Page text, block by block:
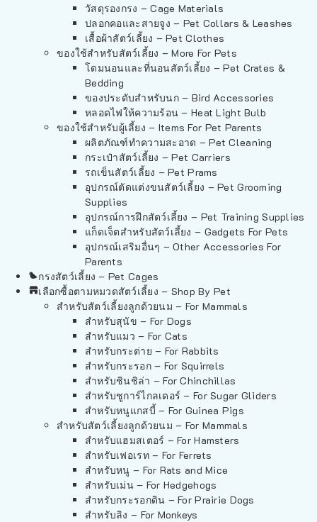
วัสดุรองกรง – Cage Materials
ปลอกคอและสายจูง – Pet Collars & Leashes
เสื้อผ้าสัตว์เลี้ยง – Pet Clothes
ของใช้สำหรับสัตว์เลี้ยง – More For Pets
โดมนอนและที่นอนสัตว์เลี้ยง – Pet Crates &
Bedding
ของประดับสำหรับนก – Bird Accessories
หลอดไฟให้ความร้อน – Heat Light Bulb
ของใช้สำหรับผู้เลี้ยง – Items For Pet Parents
ผลิตภัณฑ์ทำความสะอาด – Pet Cleaning
กระเป๋าสัตว์เลี้ยง – Pet Carriers
รถเข็นสัตว์เลี้ยง – Pet Prams
อุปกรณ์ตัดแต่งขนสัตว์เลี้ยง – Pet Grooming
Supplies
อุปกรณ์การฝึกสัตว์เลี้ยง – Pet Training Supplies
แก็ดเจ็ตสำหรับสัตว์เลี้ยง – Gadgets For Pets
อุปกรณ์เสริมอื่นๆ – Other Accessories For
Parents
กรงสัตว์เลี้ยง – Pet Cages
เลือกซื้อตามหมวดสัตว์เลี้ยง – Shop By Pet
สำหรับสัตว์เลี้ยงลูกด้วยนม – For Mammals
สำหรับสุนัข – For Dogs
สำหรับแมว – For Cats
สำหรับกระต่าย – For Rabbits
สำหรับกระรอก – For Squirrels
สำหรับชินชิล่า – For Chinchillas
สำหรับชูการ์ไกลเดอร์ – For Sugar Gliders
สำหรับหนูแกสบี้ – For Guinea Pigs
สำหรับสัตว์เลี้ยงลูกด้วยนม – For Mammals
สำหรับแฮมสเตอร์ – For Hamsters
สำหรับเฟอเรท – For Ferrets
สำหรับหนู – For Rats and Mice
สำหรับเม่น – For Hedgehogs
สำหรับกระรอกดิน – For Prairie Dogs
สำหรับลิง – For Monkeys